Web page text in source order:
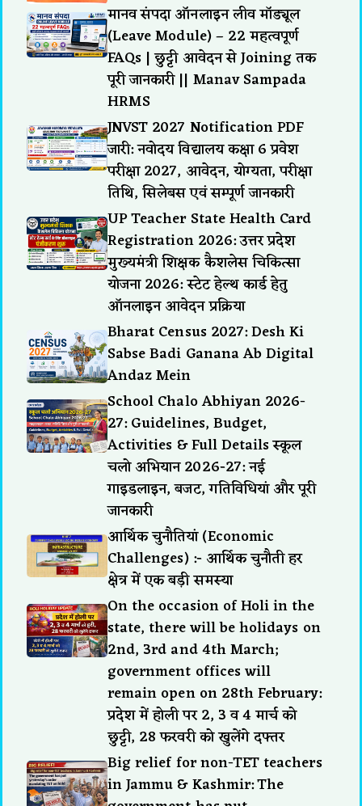
मानव संपदा ऑनलाइन लीव मॉड्यूल
(Leave Module) – 22 महत्वपूर्ण
FAQs | छुट्टी आवेदन से Joining तक
पूरी जानकारी || Manav Sampada
HRMS
JNVST 2027 Notification PDF
जारी: नवोदय विद्यालय कक्षा 6 प्रवेश
परीक्षा 2027, आवेदन, योग्यता, परीक्षा
तिथि, सिलेबस एवं सम्पूर्ण जानकारी
UP Teacher State Health Card
Registration 2026: उत्तर प्रदेश
मुख्यमंत्री शिक्षक कैशलेस चिकित्सा
योजना 2026: स्टेट हेल्थ कार्ड हेतु
ऑनलाइन आवेदन प्रक्रिया
Bharat Census 2027: Desh Ki
Sabse Badi Ganana Ab Digital
Andaz Mein
School Chalo Abhiyan 2026-
27: Guidelines, Budget,
Activities & Full Details स्कूल
चलो अभियान 2026-27: नई
गाइडलाइन, बजट, गतिविधियां और पूरी
जानकारी
आर्थिक चुनौतियां (Economic
Challenges) :- आर्थिक चुनौती हर
क्षेत्र में एक बड़ी समस्या
On the occasion of Holi in the
state, there will be holidays on
2nd, 3rd and 4th March;
government offices will
remain open on 28th February:
प्रदेश में होली पर 2, 3 व 4 मार्च को
छुट्टी, 28 फरवरी को खुलेंगे दफ्तर
Big relief for non-TET teachers
in Jammu & Kashmir: The